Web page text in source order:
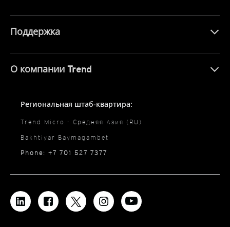
Поддержка
О компании Trend
Региональная штаб-квартира:
Trend Micro - Средняя Азия (RU)
Bakhtiyar Baymagambet
Phone: +7 701 527 7377